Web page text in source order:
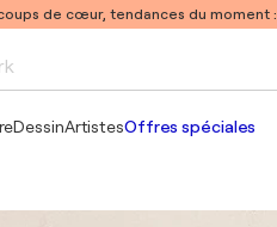
de cœur, tendances du moment :
DessinArtistesOffres spéciales